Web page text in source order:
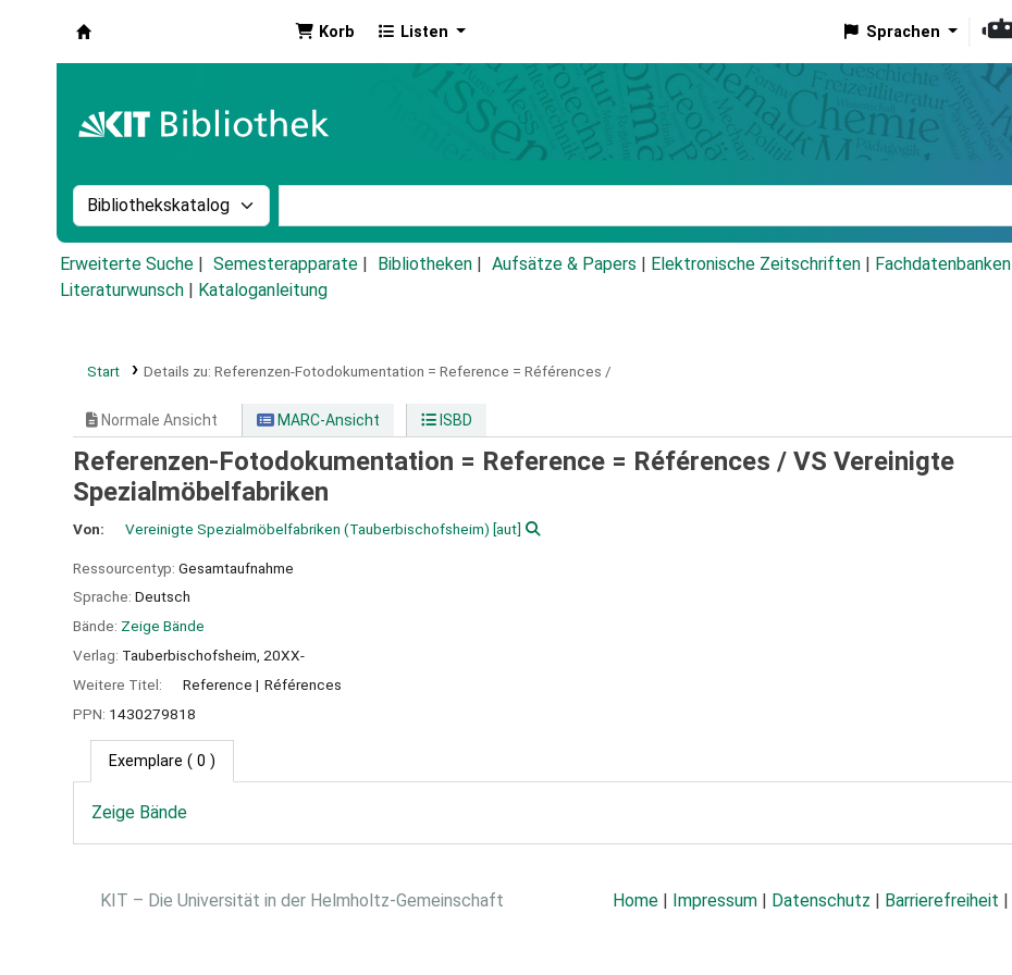
Korb Listen Sprachen
Suche im Katalog nach:
Erweiterte Suche Semesterapparate Bibliotheken Aufsätze & Papers Elektronische Zeitschriften Fachdatenbanken
Literaturwunsch
Kataloganleitung
Start Details zu: Referenzen-Fotodokumentation = Reference = Références /
Normale Ansicht MARC-Ansicht ISBD
Referenzen-Fotodokumentation = Reference = Références / VS Vereinigte
Spezialmöbelfabriken
Von: Vereinigte Spezialmöbelfabriken (Tauberbischofsheim) [aut]
Ressourcentyp: Gesamtaufnahme
Sprache: Deutsch
Bände: Zeige Bände
Verlag: Tauberbischofsheim, 20XX-
Weitere Titel:
Reference
Références
PPN: 1430279818
Exemplare ( 0 )
Zeige Bände
KIT – Die Universität in der Helmholtz-Gemeinschaft Home Impressum Datenschutz Barrierefreiheit